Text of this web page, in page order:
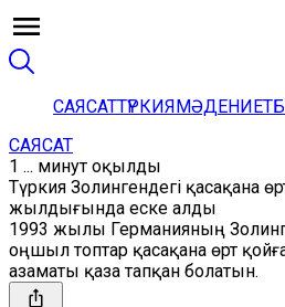
САЯСАТТҮРКИЯМӘДЕНИЕТ
САЯСАТ
1 ... минут оқылды
Түркия Золингендегі қасақана
жылдығында еске алды
1993 жылы Германияның
оңшыл топтар қасақана өрт
азаматы қаза тапқан болатын.